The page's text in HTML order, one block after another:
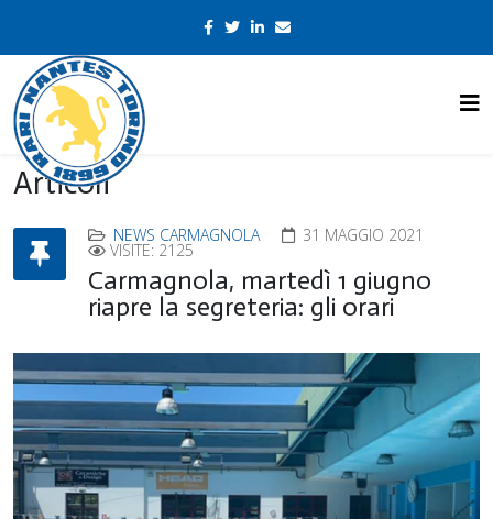
Articoli
NEWS CARMAGNOLA 31 MAGGIO 2021
VISITE: 2125
Carmagnola, martedì 1 giugno
riapre la segreteria: gli orari